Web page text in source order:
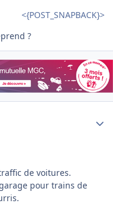
<{POST_SNAPBACK}>
?
de voitures.
pour trains de